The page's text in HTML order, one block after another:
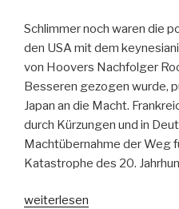
Schlimmer noch waren die
den USA mit dem
von Hoovers Nachfolger
Besseren gezogen wurde,
Japan an die Macht.
durch Kürzungen und in
Machtübernahme der Weg
Katastrophe des 20.
„Griechenlandrettung
weiterlesen